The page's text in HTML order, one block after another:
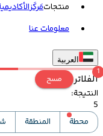
منتجاتمَركَز
معلومات عنا
العربية
الفلاتر
1
مسح
النتيجة:
5
محطة
المنطقة